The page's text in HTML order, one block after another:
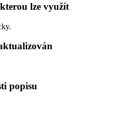
lze využít
popisu